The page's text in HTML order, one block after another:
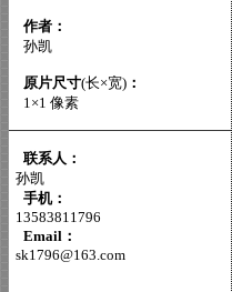
作者：
孙凯
原片尺寸(长×宽) ：
1×1 像素
联系人：
孙凯
手机：
13583811796
Email：
sk1796@163.com